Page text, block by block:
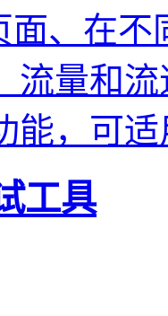
面、在
流量和
能，可
工具